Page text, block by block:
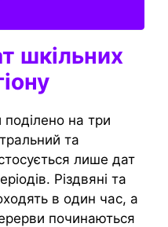
шкільних
поділено на три
та
лише дат
Різдвяні та
в один час, а
починаються